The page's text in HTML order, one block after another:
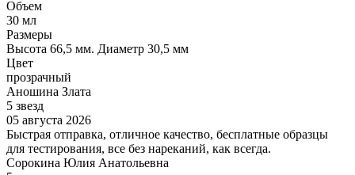
Объем
30 мл
Размеры
Высота 66,5 мм. Диаметр 30,5 мм
Цвет
прозрачный
Аношина Злата
5 звезд
05 августа 2026
Быстрая отправка, отличное качество, бесплатные образцы
для тестирования, все без нареканий, как всегда.
Сорокина Юлия Анатольевна